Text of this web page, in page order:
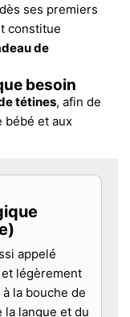
ses premiers
constitue
de
besoin
tétines, afin de
bébé et aux
appelé
légèrement
la bouche de
la langue et du